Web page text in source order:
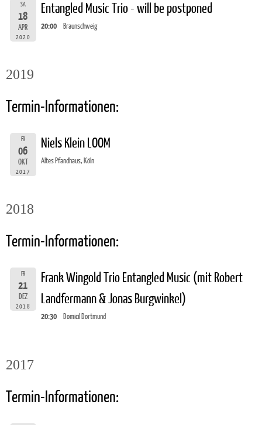
SA
18
APR
2020
Entangled Music Trio - will be postponed
20:00 Braunschweig
2019
Termin-Informationen:
FR
06
OKT
2017
Niels Klein LOOM
Altes Pfandhaus, Köln
2018
Termin-Informationen:
FR
21
DEZ
2018
Frank Wingold Trio Entangled Music (mit Robert
Landfermann & Jonas Burgwinkel)
20:30 Domicil Dortmund
2017
Termin-Informationen: